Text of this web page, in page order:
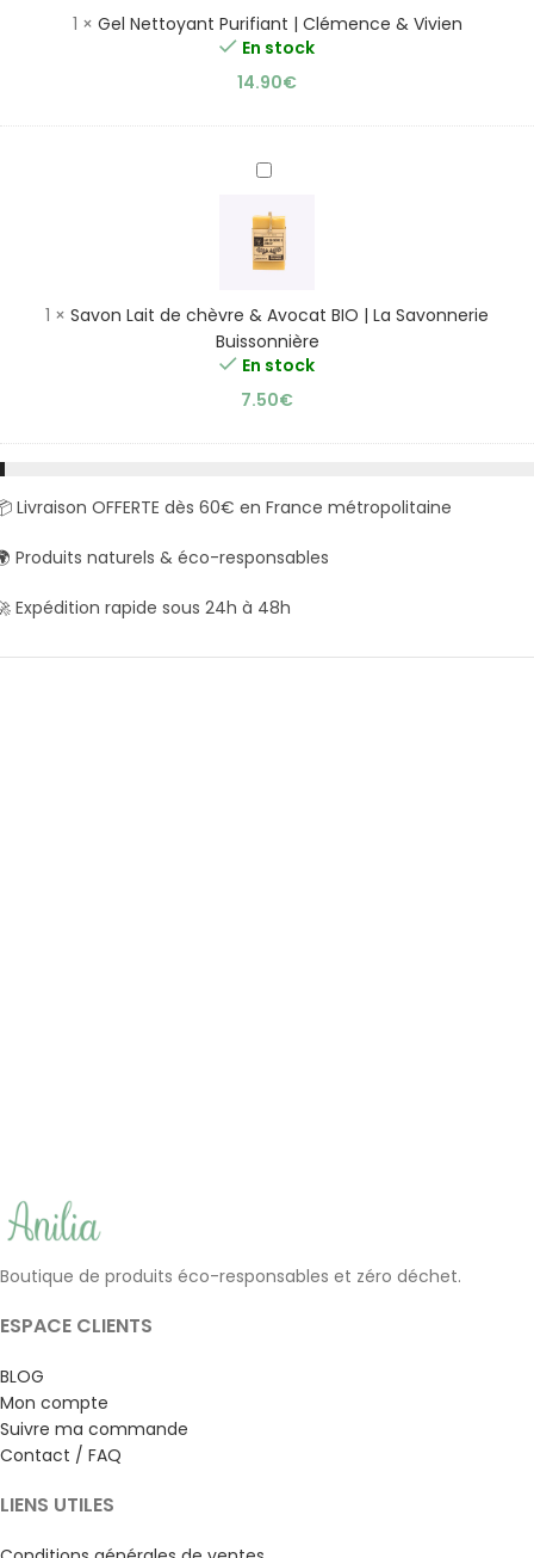
Vivien
1 × Gel Nettoyant Purifiant | Clémence & Vivien
En stock
14.90€
Savon
de
chèvre
&
BIO
|
La
Savonnerie
1 × Savon Lait de chèvre & Avocat BIO | La Savonnerie
Buissonnière
En stock
7.50€
Livraison OFFERTE dès 60€ en France métropolitaine
Produits naturels & éco-responsables
Expédition rapide sous 24h à 48h
Boutique de produits éco-responsables et zéro déchet.
ESPACE CLIENTS
BLOG
Mon compte
Suivre ma commande
Contact / FAQ
LIENS UTILES